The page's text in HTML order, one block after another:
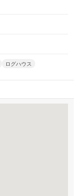
ログハウス